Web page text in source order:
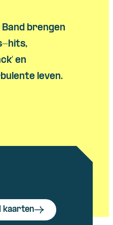
Band brengen
hits,
en
leven.
kaarten